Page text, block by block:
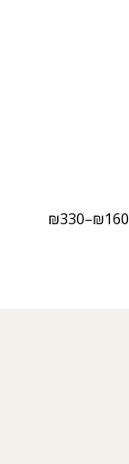
₪160
–
₪330